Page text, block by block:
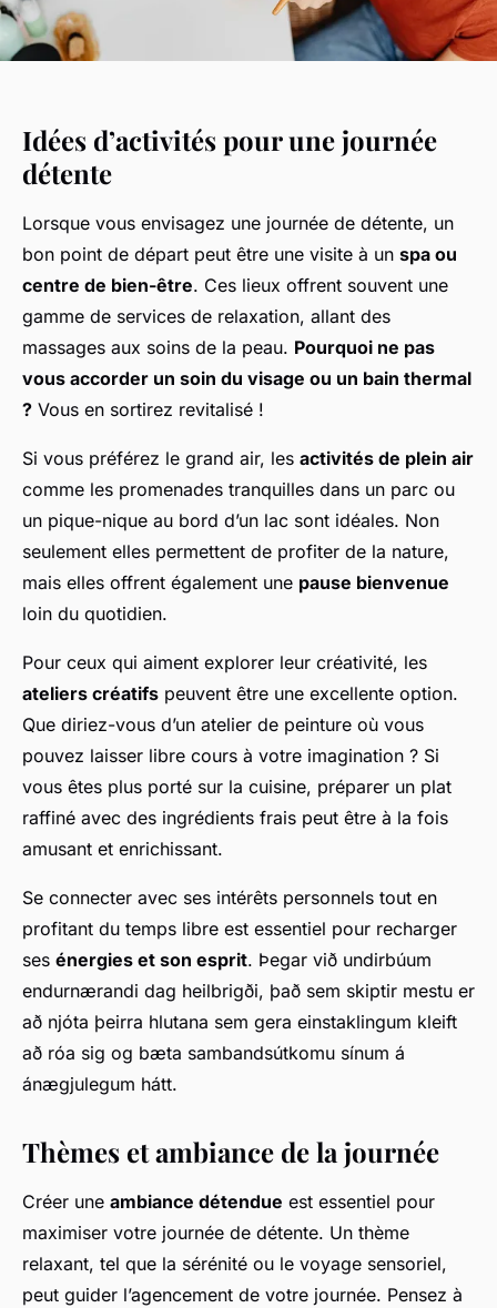
Idées d’activités pour une journée
détente
Lorsque vous envisagez une journée de détente, un
bon point de départ peut être une visite à un spa ou
centre de bien-être. Ces lieux offrent souvent une
gamme de services de relaxation, allant des
massages aux soins de la peau. Pourquoi ne pas
vous accorder un soin du visage ou un bain thermal
? Vous en sortirez revitalisé !
Si vous préférez le grand air, les activités de plein air
comme les promenades tranquilles dans un parc ou
un pique-nique au bord d’un lac sont idéales. Non
seulement elles permettent de profiter de la nature,
mais elles offrent également une pause bienvenue
loin du quotidien.
Pour ceux qui aiment explorer leur créativité, les
ateliers créatifs peuvent être une excellente option.
Que diriez-vous d’un atelier de peinture où vous
pouvez laisser libre cours à votre imagination ? Si
vous êtes plus porté sur la cuisine, préparer un plat
raffiné avec des ingrédients frais peut être à la fois
amusant et enrichissant.
Se connecter avec ses intérêts personnels tout en
profitant du temps libre est essentiel pour recharger
ses énergies et son esprit. Þegar við undirbúum
endurnærandi dag heilbrigði, það sem skiptir mestu er
að njóta þeirra hlutana sem gera einstaklingum kleift
að róa sig og bæta sambandsútkomu sínum á
ánægjulegum hátt.
Thèmes et ambiance de la journée
Créer une ambiance détendue est essentiel pour
maximiser votre journée de détente. Un thème
relaxant, tel que la sérénité ou le voyage sensoriel,
peut guider l’agencement de votre journée. Pensez à